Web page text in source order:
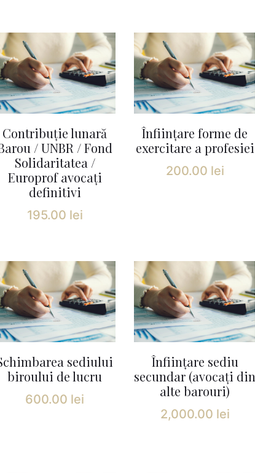
Contribuție lunară
/ UNBR / Fond
Solidaritatea /
Europrof avocați
definitivi
195.00 lei
Înființare forme de
exercitare a profesiei
200.00 lei
sediului
biroului de lucru
600.00 lei
Înființare sediu
secundar (avocați din
alte barouri)
2,000.00 lei